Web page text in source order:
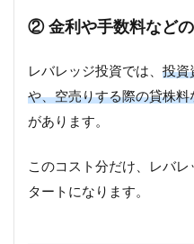
② 金利や手数料など
レバレッジ投資では、 投資
や、空売りする際の貸株
があります。
このコスト分だけ、レバ
タートになります。